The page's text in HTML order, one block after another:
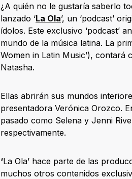
¿A quién no le gustaría saberlo
lanzado ‘La Ola’, un ‘podcast’
ídolos. Este exclusivo ‘podcast’
mundo de la música latina. La
Women in Latin Music’), contará
Natasha.
Ellas abrirán sus mundos
presentadora Verónica Orozco.
pasado como Selena y Jenni
respectivamente.
‘La Ola’ hace parte de las
muchos otros contenidos